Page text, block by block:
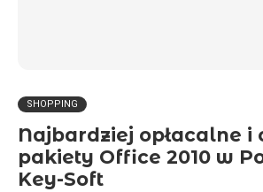
SHOPPING
Najbardziej opłacalne
pakiety Office 2010 w
Key-Soft